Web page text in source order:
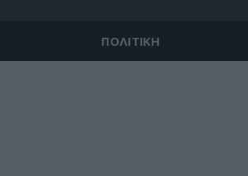
ΠΟΛΙΤΙΚΗ